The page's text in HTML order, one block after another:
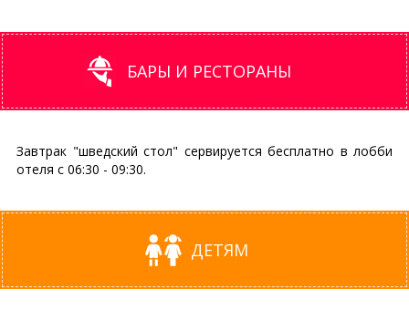
БАРЫ И РЕСТОРАНЫ
Завтрак "шведский стол" сервируется бесплатно в лобби
отеля с 06:30 - 09:30.
ДЕТЯМ